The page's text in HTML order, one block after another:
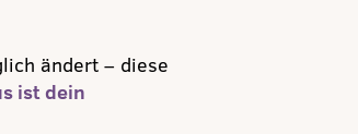
ändert – diese
ist dein